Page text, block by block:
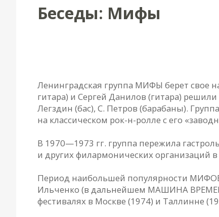
Беседы: Мифы
Ленинградская группа МИФЫ берет свое
гитара) и Сергей Данилов (гитара)
Легздин (бас), С. Петров (барабаны).
на классическом рок-н-ролле с его
В 1970—1973 гг. группа пережила
и других филармонических организаций
Период наибольшей популярности МИФОВ
Ильченко (в дальнейшем МАШИНА
фестивалях в Москве (1974) и Таллинне